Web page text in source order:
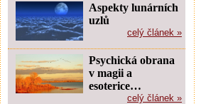
Aspekty lunárních
uzlů
celý článek »
Psychická obrana
v magii a
esoterice…
celý článek »